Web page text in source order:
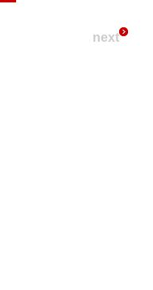
next